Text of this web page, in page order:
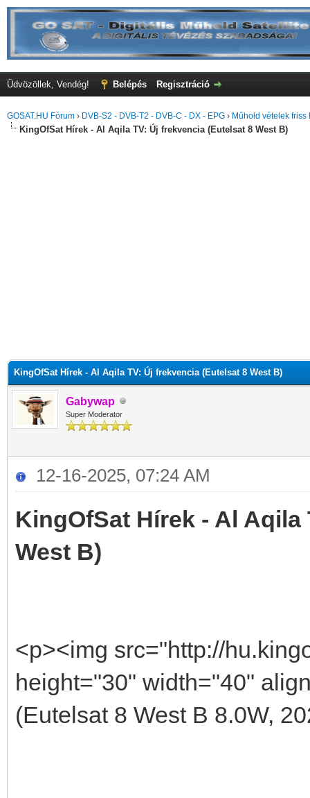
Üdvözöllek, Vendég! Belépés Regisztráció
GOSAT.HU Fórum › DVB-S2 - DVB-T2 - DVB-C - DX - EPG › Műhold vételek friss
KingOfSat Hírek - Al Aqila TV: Új frekvencia (Eutelsat 8 West B)
KingOfSat Hírek - Al Aqila TV: Új frekvencia (Eutelsat 8 West B)
Gabywap
Super Moderator
12-16-2025, 07:24 AM
KingOfSat Hírek - Al
West B)
<p><img src="http://
height="30" width="40"
(Eutelsat 8 West B 8.0W,